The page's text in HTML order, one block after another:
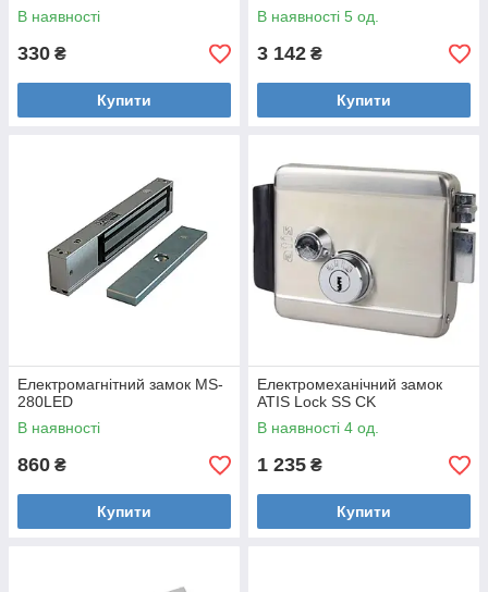
В наявності
330 ₴
Купити
В наявності 5 од.
3 142 ₴
Купити
Електромагнітний замок MS-
280LED
В наявності
860 ₴
Купити
Електромеханічний замок
ATIS Lock SS CK
В наявності 4 од.
1 235 ₴
Купити